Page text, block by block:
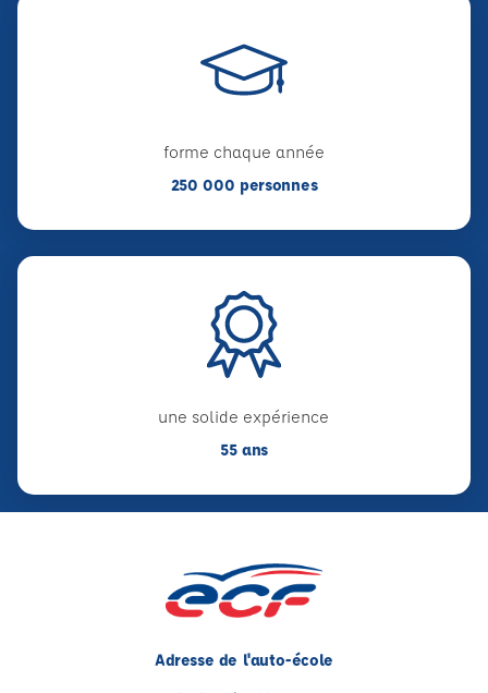
forme chaque année
250 000 personnes
une solide expérience
55 ans
Adresse de l'auto-école